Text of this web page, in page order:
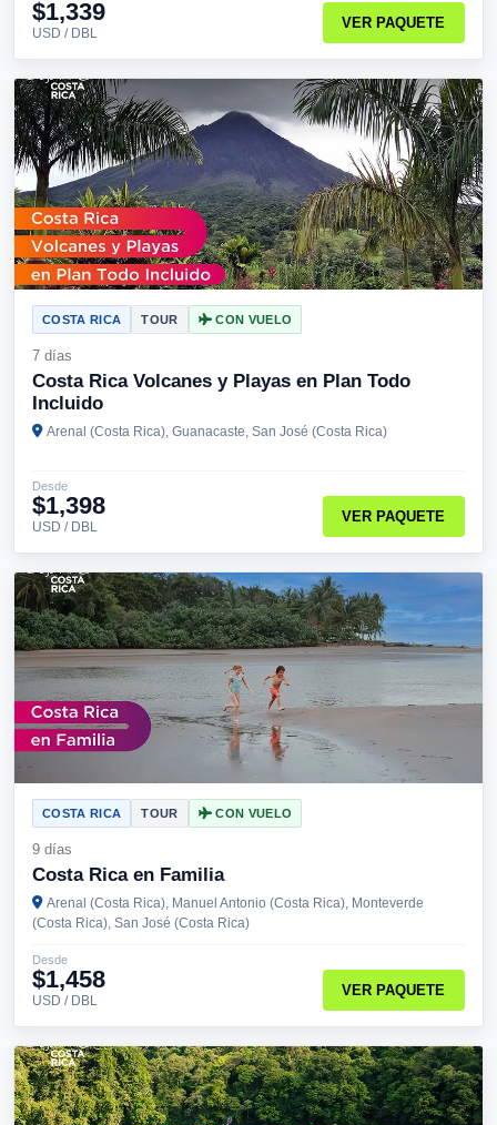
$1,339
USD / DBL
VER PAQUETE
COSTA RICA TOUR CON VUELO
7 días
Costa Rica Volcanes y Playas en Plan Todo
Incluido
Arenal (Costa Rica), Guanacaste, San José (Costa Rica)
Desde
$1,398
USD / DBL
VER PAQUETE
COSTA RICA TOUR CON VUELO
9 días
Costa Rica en Familia
Arenal (Costa Rica), Manuel Antonio (Costa Rica), Monteverde
(Costa Rica), San José (Costa Rica)
Desde
$1,458
USD / DBL
VER PAQUETE